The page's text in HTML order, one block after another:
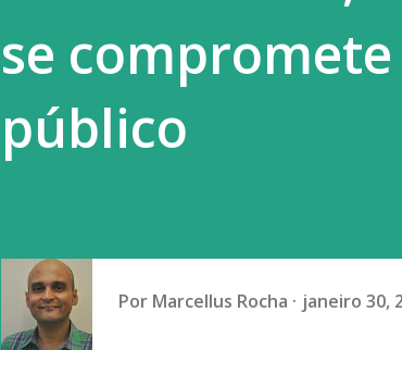
se
público
Por Marcellus Rocha janeiro 30,